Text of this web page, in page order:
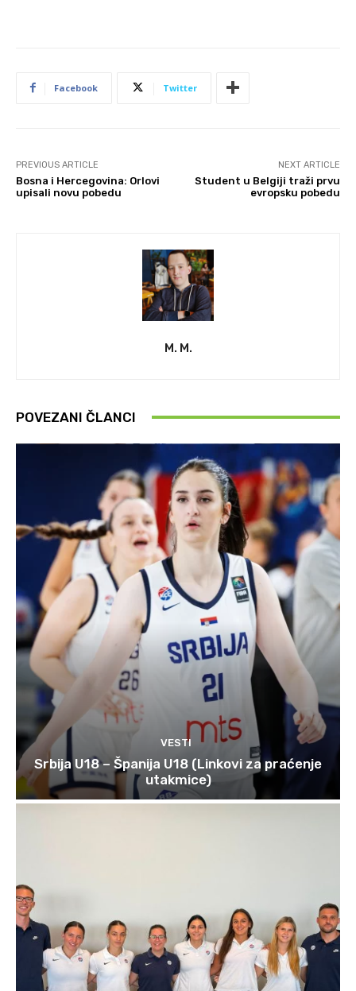
Facebook Twitter
PREVIOUS ARTICLE
Bosna i Hercegovina: Orlovi
upisali novu pobedu
NEXT ARTICLE
Student u Belgiji traži prvu
evropsku pobedu
M. M.
POVEZANI ČLANCI
VESTI
Srbija U18 – Španija U18 (Linkovi za praćenje
utakmice)